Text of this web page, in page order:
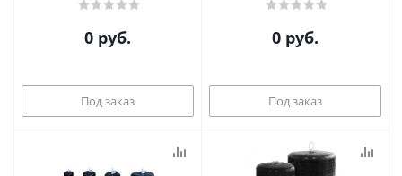
0 руб.
Под заказ
0 руб.
Под заказ